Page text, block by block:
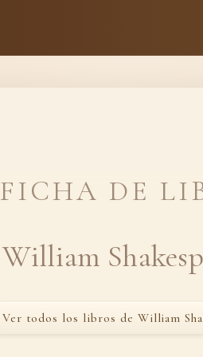
FICHA DE
William
Ver todos los libros de William